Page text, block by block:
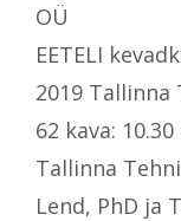
OÜ
EETELI
2019
62 kava:
Tallinna
Lend, PhD ja